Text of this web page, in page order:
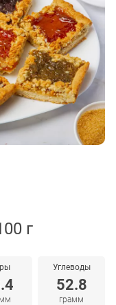
г
Углеводы
52.8
грамм